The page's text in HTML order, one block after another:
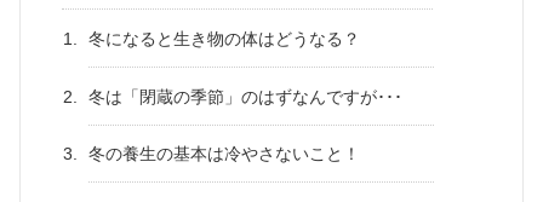
冬になると生き物の体はどうなる？
冬は「閉蔵の季節」のはずなんですが･･･
冬の養生の基本は冷やさないこと！